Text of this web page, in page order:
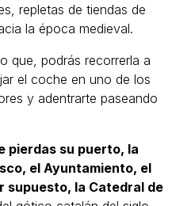
repletas de tiendas de
la época medieval.
que, podrás recorrerla a
el coche en uno de los
y adentrarte paseando
pierdas su puerto, la
el Ayuntamiento, el
supuesto, la Catedral de